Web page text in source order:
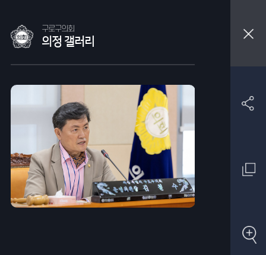
구로구의회
의정 갤러리